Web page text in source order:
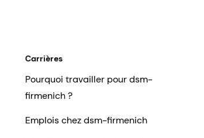
Carrières
Pourquoi travailler pour dsm-
firmenich ?
Emplois chez dsm-firmenich